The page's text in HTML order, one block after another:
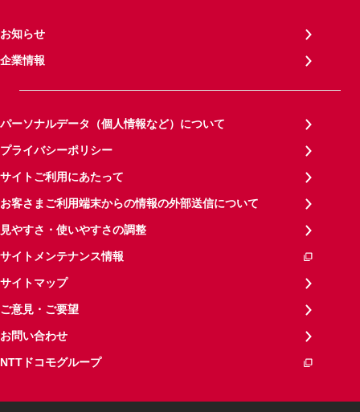
お知らせ
企業情報
パーソナルデータ（個人情報など）について
プライバシーポリシー
サイトご利用にあたって
お客さまご利用端末からの情報の外部送信について
見やすさ・使いやすさの調整
サイトメンテナンス情報
サイトマップ
ご意見・ご要望
お問い合わせ
NTTドコモグループ